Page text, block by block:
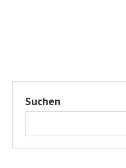
Suchen